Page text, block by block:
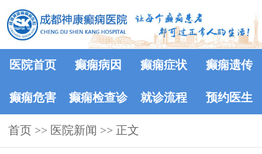
医院首页 癫痫病因 癫痫症状 癫痫遗传
癫痫危害 癫痫检查诊
断
就诊流程 预约医生
首页 >> 医院新闻 >> 正文